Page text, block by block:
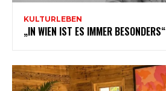
KULTURLEBEN
„IN WIEN IST ES IMMER BESONDERS“